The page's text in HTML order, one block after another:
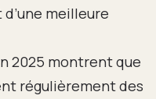
meilleure
2025 montrent que
régulièrement des